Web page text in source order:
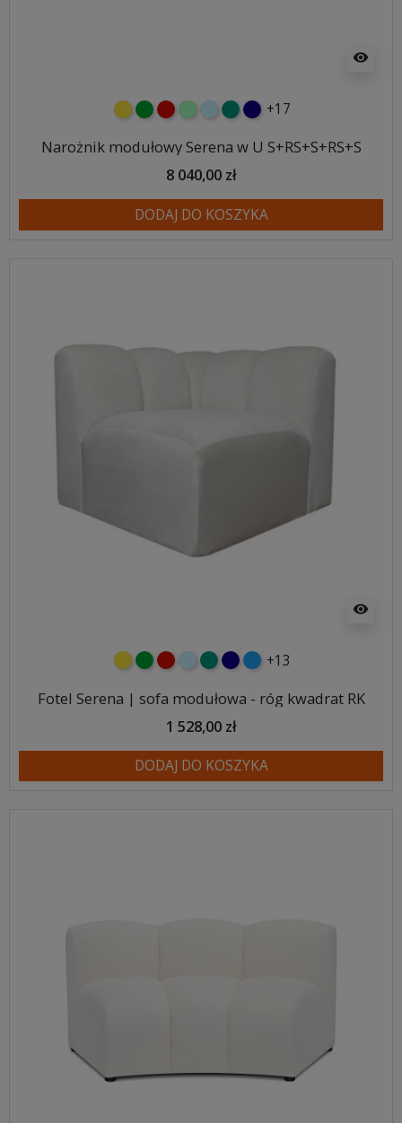
visibility
żółtyzielonyczerwony
miętowybłękitnyturkusowy
granatowy
+17
Narożnik modułowy Serena w U S+RS+S+RS+S
8 040,00 zł
DODAJ DO KOSZYKA
visibility
żółtyzielonyczerwony
błękitnyturkusowy
granatowy
niebieski
+13
Fotel Serena | sofa modułowa - róg kwadrat RK
1 528,00 zł
DODAJ DO KOSZYKA